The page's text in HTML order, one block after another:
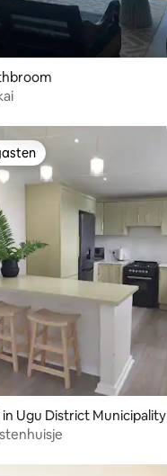
Ugu District Municipality